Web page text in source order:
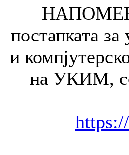
постапката
и
на УКИМ, со